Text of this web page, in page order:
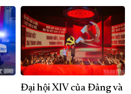
Đại hội XIV của Đảng và